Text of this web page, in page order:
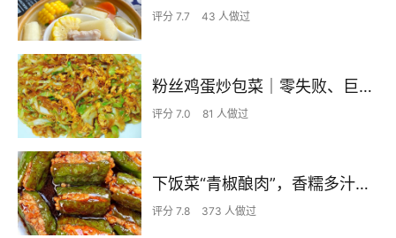
评分 7.7 43 人做过
粉丝鸡蛋炒包菜｜零失败、巨下饭
评分 7.0 81 人做过
下饭菜“青椒酿肉”，香糯多汁鲜嫩下饭
评分 7.8 373 人做过